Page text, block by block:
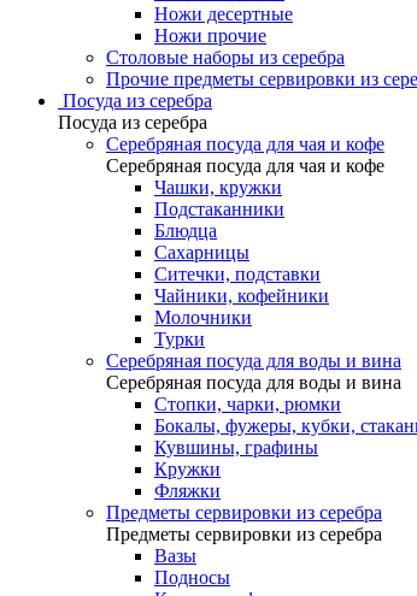
Ножи десертные
Ножи прочие
Столовые наборы из серебра
Прочие предметы сервировки из
Посуда из серебра
Посуда из серебра
Серебряная посуда для чая и кофе
Серебряная посуда для чая и кофе
Чашки, кружки
Подстаканники
Блюдца
Сахарницы
Ситечки, подставки
Чайники, кофейники
Молочники
Турки
Серебряная посуда для воды и вина
Серебряная посуда для воды и вина
Стопки, чарки, рюмки
Бокалы, фужеры, кубки,
Кувшины, графины
Кружки
Фляжки
Предметы сервировки из серебра
Предметы сервировки из серебра
Вазы
Подносы